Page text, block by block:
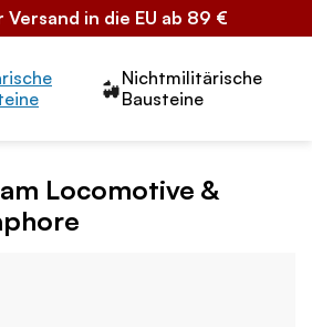
Versand in die EU ab 89 €
segmentów2
Nichtmilitärische
Bausteine
Locomotive &